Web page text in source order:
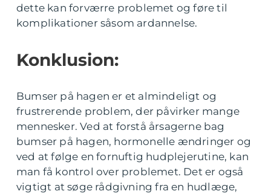
dette kan forværre problemet og føre til
komplikationer såsom ardannelse.
Konklusion:
Bumser på hagen er et almindeligt og
frustrerende problem, der påvirker mange
mennesker. Ved at forstå årsagerne bag
bumser på hagen, hormonelle ændringer og
ved at følge en fornuftig hudplejerutine, kan
man få kontrol over problemet. Det er også
vigtigt at søge rådgivning fra en hudlæge,